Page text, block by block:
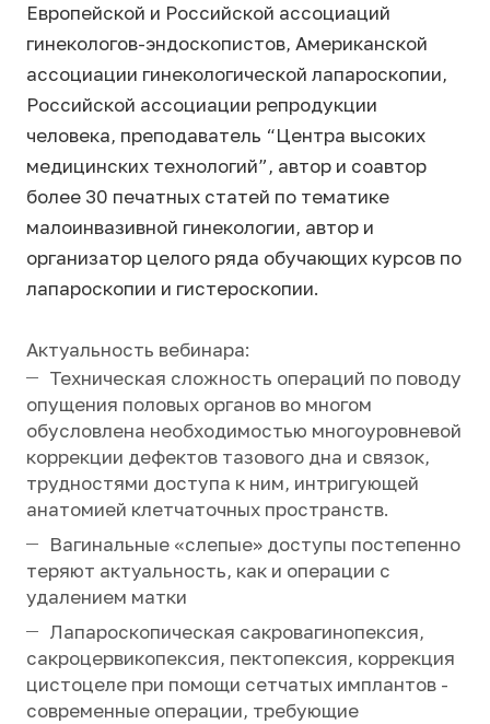
Европейской и Российской ассоциаций
гинекологов-эндоскопистов, Американской
ассоциации гинекологической лапароскопии,
Российской ассоциации репродукции
человека, преподаватель “Центра высоких
медицинских технологий”, автор и соавтор
более 30 печатных статей по тематике
малоинвазивной гинекологии, автор и
организатор целого ряда обучающих курсов по
лапароскопии и гистероскопии.
Актуальность вебинара:
Техническая сложность операций по поводу
опущения половых органов во многом
обусловлена необходимостью многоуровневой
коррекции дефектов тазового дна и связок,
трудностями доступа к ним, интригующей
анатомией клетчаточных пространств.
Вагинальные «слепые» доступы постепенно
теряют актуальность, как и операции с
удалением матки
Лапароскопическая сакровагинопексия,
сакроцервикопексия, пектопексия, коррекция
цистоцеле при помощи сетчатых имплантов -
современные операции, требующие